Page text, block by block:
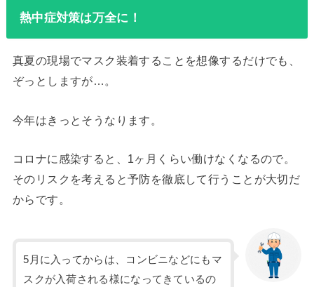
熱中症対策は万全に！
真夏の現場でマスク装着することを想像するだけでも、
ぞっとしますが…。
今年はきっとそうなります。
コロナに感染すると、1ヶ月くらい働けなくなるので。
そのリスクを考えると予防を徹底して行うことが大切だ
からです。
5月に入ってからは、コンビニなどにもマ
スクが入荷される様になってきているの